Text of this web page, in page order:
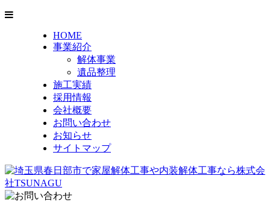
HOME
事業紹介
解体事業
遺品整理
施工実績
採用情報
会社概要
お問い合わせ
お知らせ
サイトマップ